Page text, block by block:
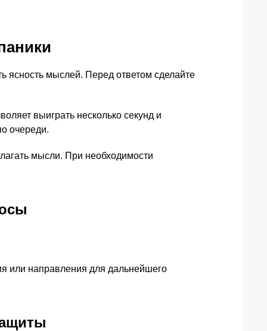
ясность мыслей. Перед ответом сделайте
выиграть несколько секунд и
очереди.
мысли. При необходимости
или направления для дальнейшего